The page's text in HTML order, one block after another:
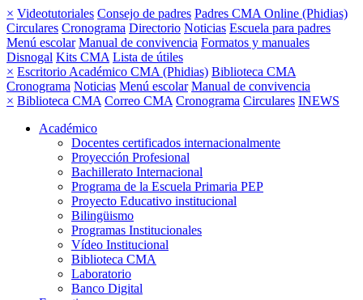
× Videotutoriales Consejo de padres Padres CMA Online (Phidias)
Circulares Cronograma Directorio Noticias Escuela para padres
Menú escolar Manual de convivencia Formatos y manuales
Disnogal Kits CMA Lista de útiles
× Escritorio Académico CMA (Phidias) Biblioteca CMA
Cronograma Noticias Menú escolar Manual de convivencia
× Biblioteca CMA Correo CMA Cronograma Circulares INEWS
Académico
Docentes certificados internacionalmente
Proyección Profesional
Bachillerato Internacional
Programa de la Escuela Primaria PEP
Proyecto Educativo institucional
Bilingüismo
Programas Institucionales
Vídeo Institucional
Biblioteca CMA
Laboratorio
Banco Digital